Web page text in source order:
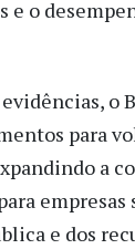
o
o
para
a
empresas
e dos